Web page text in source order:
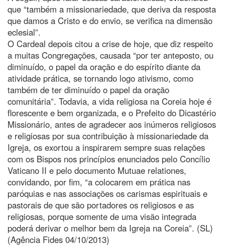
que “também a missionariedade, que deriva da resposta
que damos a Cristo e do envio, se verifica na dimensão
eclesial”.
O Cardeal depois citou a crise de hoje, que diz respeito
a muitas Congregações, causada “por ter anteposto, ou
diminuído, o papel da oração e do espírito diante da
atividade prática, se tornando logo ativismo, como
também de ter diminuído o papel da oração
comunitária”. Todavia, a vida religiosa na Coreia hoje é
florescente e bem organizada, e o Prefeito do Dicastério
Missionário, antes de agradecer aos inúmeros religiosos
e religiosas por sua contribuição à missionariedade da
Igreja, os exortou a inspirarem sempre suas relações
com os Bispos nos princípios enunciados pelo Concílio
Vaticano II e pelo documento Mutuae relationes,
convidando, por fim, “a colocarem em prática nas
paróquias e nas associações os carismas espirituais e
pastorais de que são portadores os religiosos e as
religiosas, porque somente de uma visão integrada
poderá derivar o melhor bem da Igreja na Coreia”. (SL)
(Agência Fides 04/10/2013)